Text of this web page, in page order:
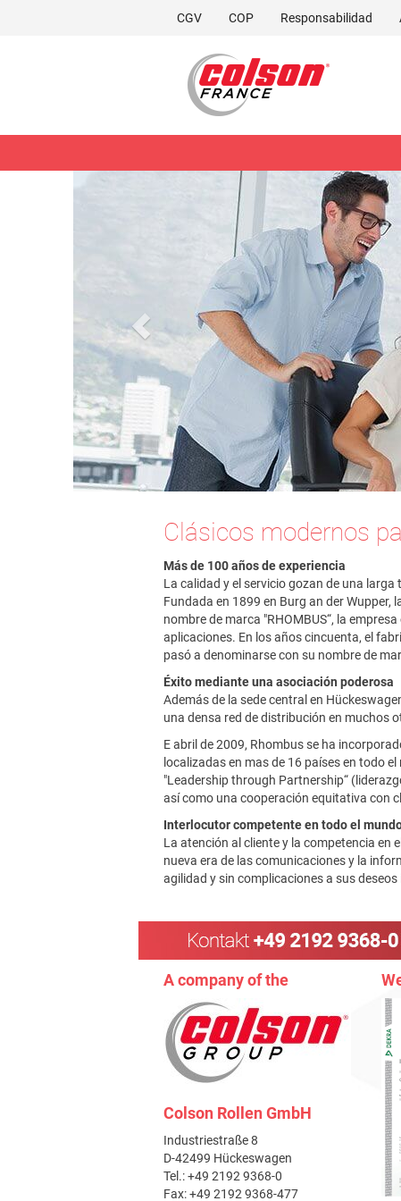
CGV COP Responsabilidad
Clásicos modernos
Más de 100 años de experiencia
La calidad y el servicio gozan de una
Fundada en 1899 en Burg an der Wupper,
nombre de marca "RHOMBUS“, la
aplicaciones. En los años cincuenta, el
pasó a denominarse con su nombre de
Éxito mediante una asociación poderosa
Además de la sede central en
una densa red de distribución en muchos
E abril de 2009, Rhombus se ha
localizadas en mas de 16 países en todo
"Leadership through Partnership“
así como una cooperación equitativa con
Interlocutor competente en todo el
La atención al cliente y la competencia en
nueva era de las comunicaciones y la
agilidad y sin complicaciones a sus deseos
A company of the
Colson Rollen GmbH
Industriestraße 8
D-42499 Hückeswagen
Tel.: +49 2192 9368-0
Fax: +49 2192 9368-477